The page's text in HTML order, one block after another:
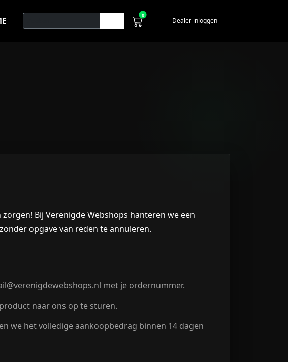
0
Dealer inloggen
zorgen! Bij Verenigde Webshops hanteren we een
zonder opgave van reden te annuleren.
met je ordernummer.
naar ons op te sturen.
we het volledige aankoopbedrag binnen 14 dagen